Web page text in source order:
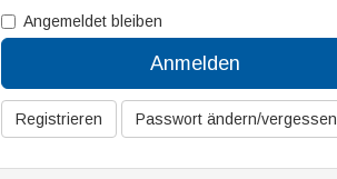
Angemeldet bleiben
Anmelden
Registrieren Passwort ändern/vergessen